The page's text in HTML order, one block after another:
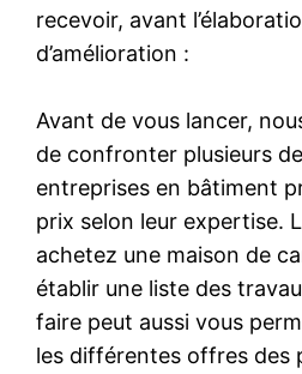
recevoir, avant
d’amélioration :
Avant de vous lancer,
de confronter plusieurs
entreprises en bâtiment
prix selon leur expertise.
achetez une maison de
établir une liste des
faire peut aussi vous
les différentes offres des